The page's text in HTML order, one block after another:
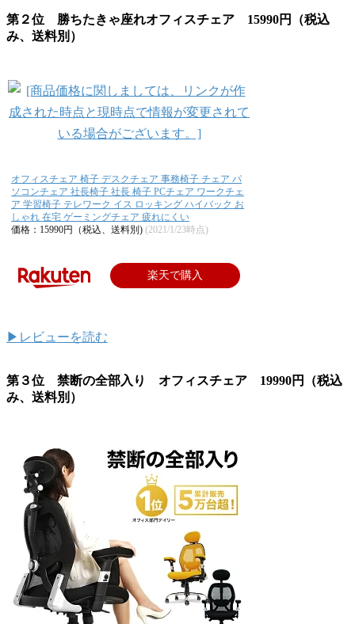
第２位 勝ちたきゃ座れオフィスチェア 15990円（税込
み、送料別）
オフィスチェア 椅子 デスクチェア 事務椅子 チェア パ
ソコンチェア 社長椅子 社長 椅子 PCチェア ワークチェ
ア 学習椅子 テレワーク イス ロッキング ハイバック お
しゃれ 在宅 ゲーミングチェア 疲れにくい
価格：15990円（税込、送料別) (2021/1/23時点)
楽天で購入
▶レビューを読む
第３位 禁断の全部入り オフィスチェア 19990円（税込
み、送料別）